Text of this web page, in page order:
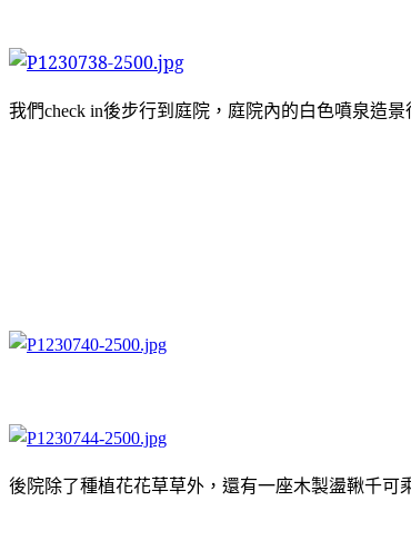
我們check in後步行到庭院，庭院內的白色噴泉造景
後院除了種植花花草草外，還有一座木製盪鞦千可